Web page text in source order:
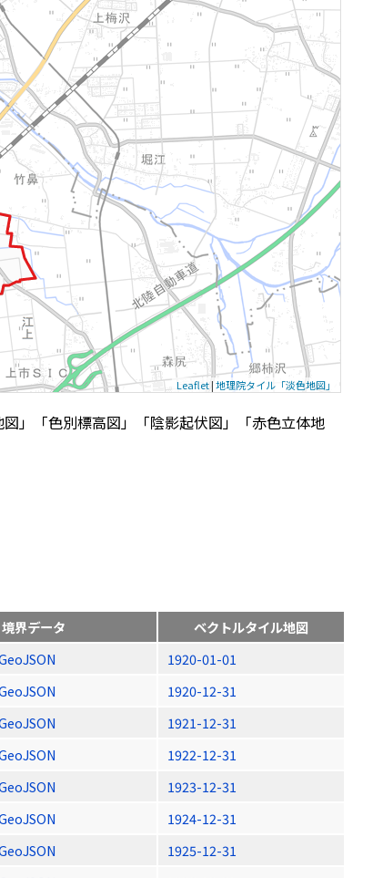
Leaflet|地理院タイル「淡色地図」
」「色別標高図」「陰影起伏図」「赤色立体地
境界データ
ベクトルタイル地図
1920-01-01
1920-12-31
1921-12-31
1922-12-31
1923-12-31
1924-12-31
1925-12-31